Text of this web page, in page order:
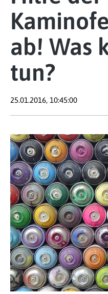
ab! Was
tun?
25.01.2016, 10:45:00